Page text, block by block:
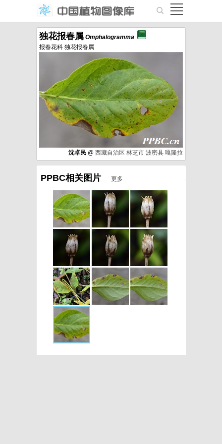
独花报春属 Omphalogramma
报春花科 独花报春属
沈卓民 @ 西藏自治区 林芝市 波密县 嘎隆拉
PPBC相关图片 更多